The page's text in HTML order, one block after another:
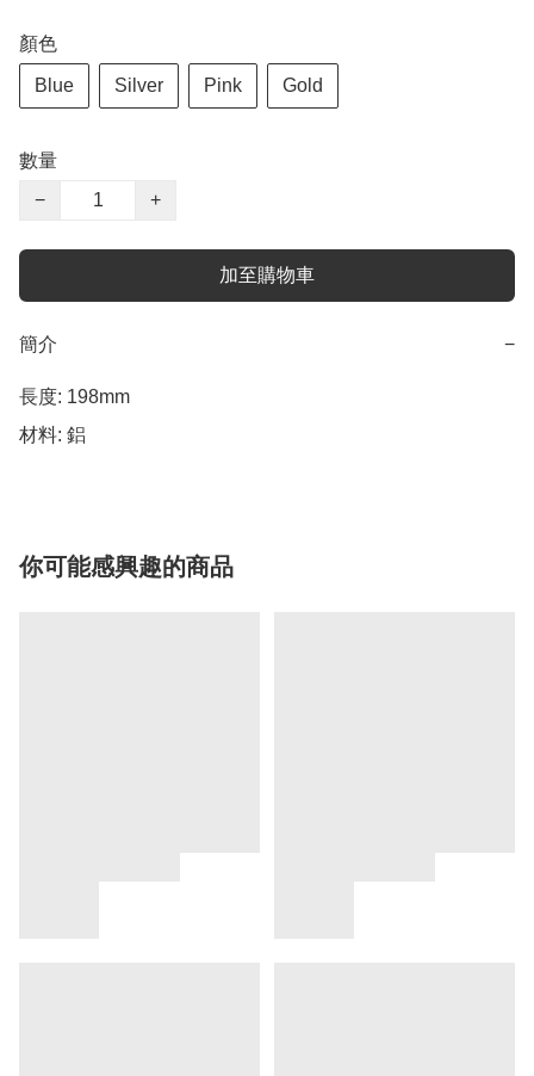
顏色
Blue Silver Pink Gold
數量
−
+
加至購物車
簡介 −
長度: 198mm
材料: 鋁
你可能感興趣的商品